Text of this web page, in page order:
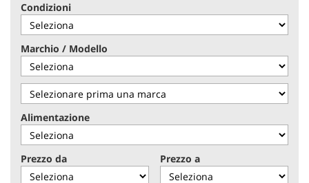
Condizioni
Marchio / Modello
Alimentazione
Prezzo da Prezzo a
alle
tecnologie
di
tracciamento
che
adottiamo
per
offrire
le
funzionalità
e
svolgere